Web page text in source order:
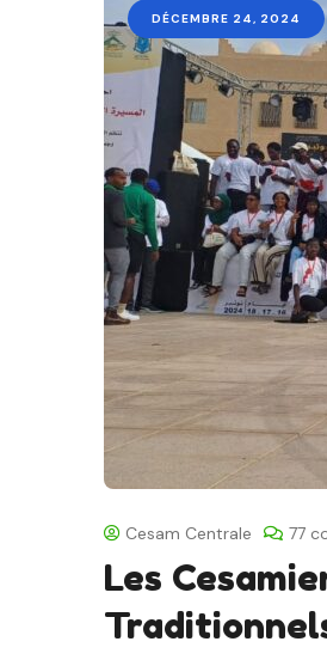
DÉCEMBRE 24, 2024
Cesam Centrale 77
Les